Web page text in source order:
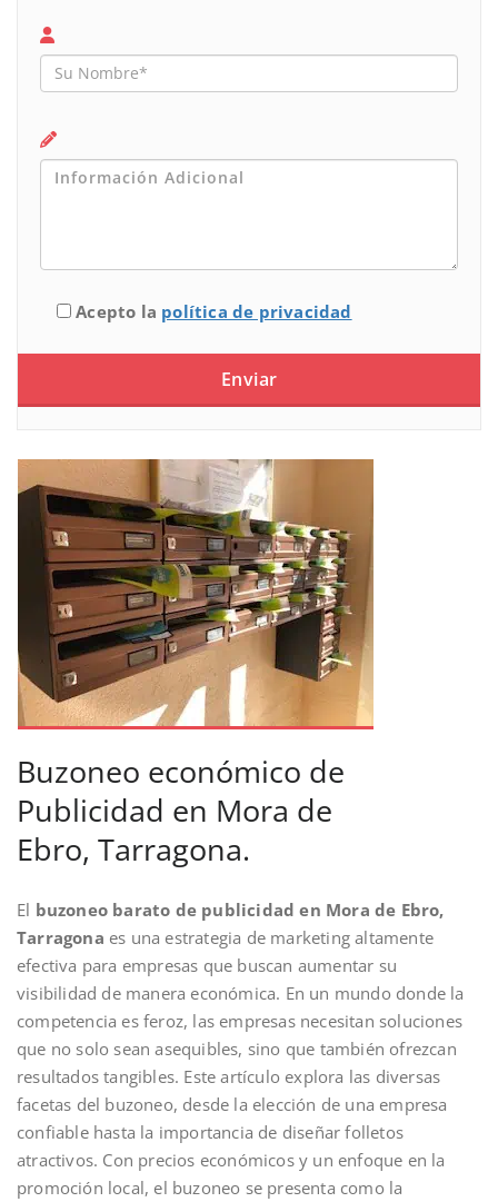
Buzoneo económico de
Publicidad en Mora de
Ebro, Tarragona.
El buzoneo barato de publicidad en Mora de Ebro,
Tarragona es una estrategia de marketing altamente
efectiva para empresas que buscan aumentar su
visibilidad de manera económica. En un mundo donde la
competencia es feroz, las empresas necesitan soluciones
que no solo sean asequibles, sino que también ofrezcan
resultados tangibles. Este artículo explora las diversas
facetas del buzoneo, desde la elección de una empresa
confiable hasta la importancia de diseñar folletos
atractivos. Con precios económicos y un enfoque en la
promoción local, el buzoneo se presenta como la
Acepto la política de privacidad